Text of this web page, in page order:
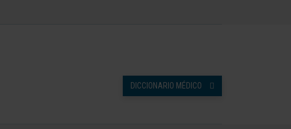
DICCIONARIO MÉDICO